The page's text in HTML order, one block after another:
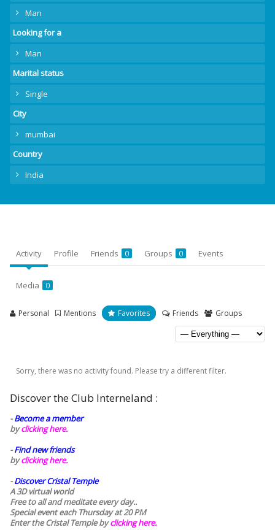
Man
Looking for a
Man
Marital status
Single
City
mumbai
Country
India
Activity Profile Friends 0 Groups 0 Events
Media 0
Personal Mentions Favorites Friends Groups
Sorry, there was no activity found. Please try a different filter.
Discover the Club Interneland :
-Become a member
byclicking here.
-Find new friends
byclicking here.
-Discover Cristal Temple
A 3D virtual world
Free to all and meditate every day..
Special event each Thursday at 20 PM
Enter the Cristal Temple byclicking here.